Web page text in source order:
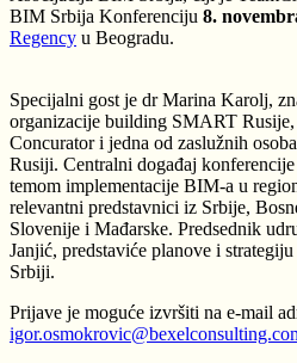
BIM Srbija Konferenciju 8.
Regency u Beogradu.
Specijalni gost je dr Marina Karolj,
organizacije building SMART
Concurator i jedna od zaslužnih
Rusiji. Centralni događaj
temom implementacije BIM-a u
relevantni predstavnici iz Srbije,
Slovenije i Mađarske. Predsednik
Janjić, predstaviće planove i
Srbiji.
Prijave je moguće izvršiti na e-mail